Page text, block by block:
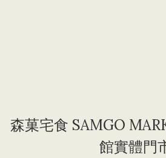
森菓宅食 SAMGO
館實體門